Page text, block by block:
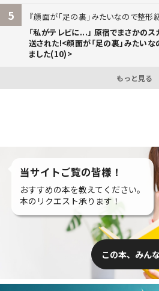
5
顔面が「足の裏」みたいなので整形
「私がテレビに...」 原宿でまさかの
送された!<顔面が「足の裏」みたい
ました(10)>
もっと見る
当サイトご覧の皆様！
おすすめの本を教えてください。
本のリクエスト承ります！
この本、みん